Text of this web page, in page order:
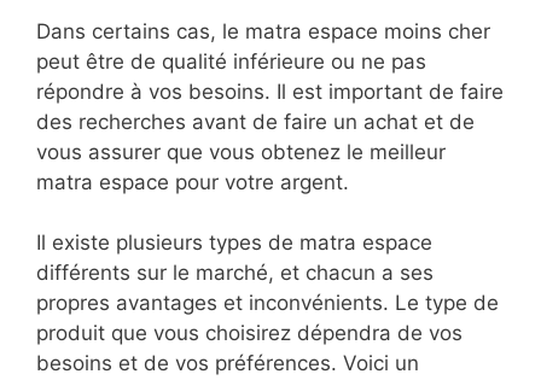
Dans certains cas, le matra espace moins cher
peut être de qualité inférieure ou ne pas
répondre à vos besoins. Il est important de faire
des recherches avant de faire un achat et de
vous assurer que vous obtenez le meilleur
matra espace pour votre argent.
Il existe plusieurs types de matra espace
différents sur le marché, et chacun a ses
propres avantages et inconvénients. Le type de
produit que vous choisirez dépendra de vos
besoins et de vos préférences. Voici un